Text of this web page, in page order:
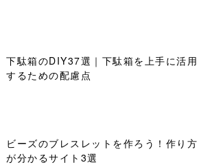
下駄箱のDIY37選｜下駄箱を上手に活用
するための配慮点
ビーズのブレスレットを作ろう！作り方
が分かるサイト3選